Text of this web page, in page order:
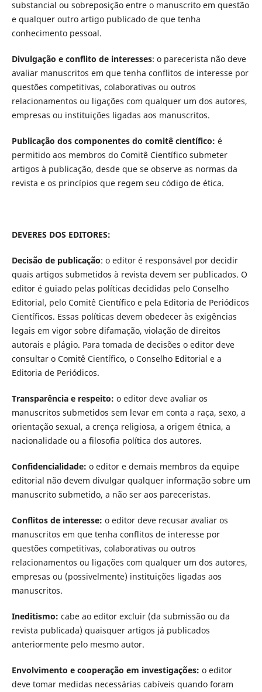
substancial ou sobreposição entre o manuscrito em questão
e qualquer outro artigo publicado de que tenha
conhecimento pessoal.
Divulgação e conflito de interesses: o parecerista não deve
avaliar manuscritos em que tenha conflitos de interesse por
questões competitivas, colaborativas ou outros
relacionamentos ou ligações com qualquer um dos autores,
empresas ou instituições ligadas aos manuscritos.
Publicação dos componentes do comitê científico: é
permitido aos membros do Comitê Científico submeter
artigos à publicação, desde que se observe as normas da
revista e os princípios que regem seu código de ética.
DEVERES DOS EDITORES:
Decisão de publicação: o editor é responsável por decidir
quais artigos submetidos à revista devem ser publicados. O
editor é guiado pelas políticas decididas pelo Conselho
Editorial, pelo Comitê Científico e pela Editoria de Periódicos
Científicos. Essas políticas devem obedecer às exigências
legais em vigor sobre difamação, violação de direitos
autorais e plágio. Para tomada de decisões o editor deve
consultar o Comitê Científico, o Conselho Editorial e a
Editoria de Periódicos.
Transparência e respeito: o editor deve avaliar os
manuscritos submetidos sem levar em conta a raça, sexo, a
orientação sexual, a crença religiosa, a origem étnica, a
nacionalidade ou a filosofia política dos autores.
Confidencialidade: o editor e demais membros da equipe
editorial não devem divulgar qualquer informação sobre um
manuscrito submetido, a não ser aos pareceristas.
Conflitos de interesse: o editor deve recusar avaliar os
manuscritos em que tenha conflitos de interesse por
questões competitivas, colaborativas ou outros
relacionamentos ou ligações com qualquer um dos autores,
empresas ou (possivelmente) instituições ligadas aos
manuscritos.
Ineditismo: cabe ao editor excluir (da submissão ou da
revista publicada) quaisquer artigos já publicados
anteriormente pelo mesmo autor.
Envolvimento e cooperação em investigações: o editor
deve tomar medidas necessárias cabíveis quando foram